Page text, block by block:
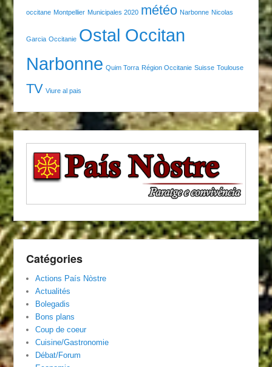
occitane Montpellier Municipales 2020 météo Narbonne Nicolas
Garcia Occitanie Ostal Occitan
Narbonne Quim Torra Région Occitanie Suisse Toulouse
TV Viure al pais
Catégories
Actions País Nòstre
Actualités
Bolegadis
Bons plans
Coup de coeur
Cuisine/Gastronomie
Débat/Forum